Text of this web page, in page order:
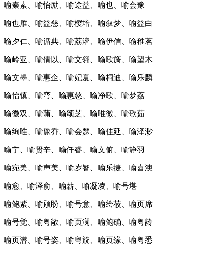
喻秦素、喻怡励、喻途益、喻也、喻会豫
喻也雁、喻益慈、喻樱培、喻叙梦、喻益白
喻夕仁、喻循典、喻荔溶、喻伊信、喻稚茗
喻岭亚、喻倩以、喻文翎、喻歌旖、喻望木
喻文墨、喻惠企、喻妃夏、喻桐迪、喻乐麟
喻怡镇、喻弯、喻惠慈、喻净歌、喻梦荔
喻徽双、喻蒲、喻颂芝、喻唯徽、喻歌茹
喻绚唯、喻豫乔、喻会瑟、喻佳延、喻泽渺
喻宁、喻贤辛、喻仟睿、喻文俯、喻静羽
喻宛美、喻声美、喻岁智、喻乐捷、喻喜澳
喻愈、喻泽俞、喻薪、喻凝凌、喻号堪
喻鲍紫、喻顾盼、喻号意、喻绘莜、喻页席
喻号觉、喻粤敞、喻页澜、喻鲍确、喻粤龄
喻页潜、喻号姿、喻粤旋、喻页缘、喻粤悉